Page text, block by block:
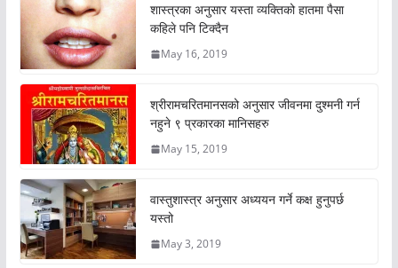
शास्त्रका अनुसार यस्ता व्यक्तिको हातमा पैसा
कहिले पनि टिक्दैन
May 16, 2019
श्रीरामचरितमानसको अनुसार जीवनमा दुश्मनी गर्न
नहुने ९ प्रकारका मानिसहरु
May 15, 2019
वास्तुशास्त्र अनुसार अध्ययन गर्ने कक्ष हुनुपर्छ
यस्तो
May 3, 2019